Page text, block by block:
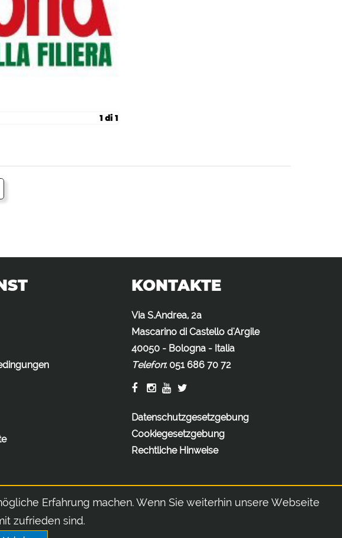
1 di 1
KONTAKTE
Via S.Andrea, 2a
Mascarino di Castello d'Argile
40050 - Bologna - Italia
Telefon: 051 686 70 72
Datenschutzgesetzgebung
Cookiegesetzgebung
Rechtliche Hinweise
051 686 71 04 | REA, Umsatzsteuer-Identifikationsnummer, Abgabenordnung: IT03049991205 |
Erfahrung machen. Wenn Sie weiterhin unsere Webseite
zufrieden sind.